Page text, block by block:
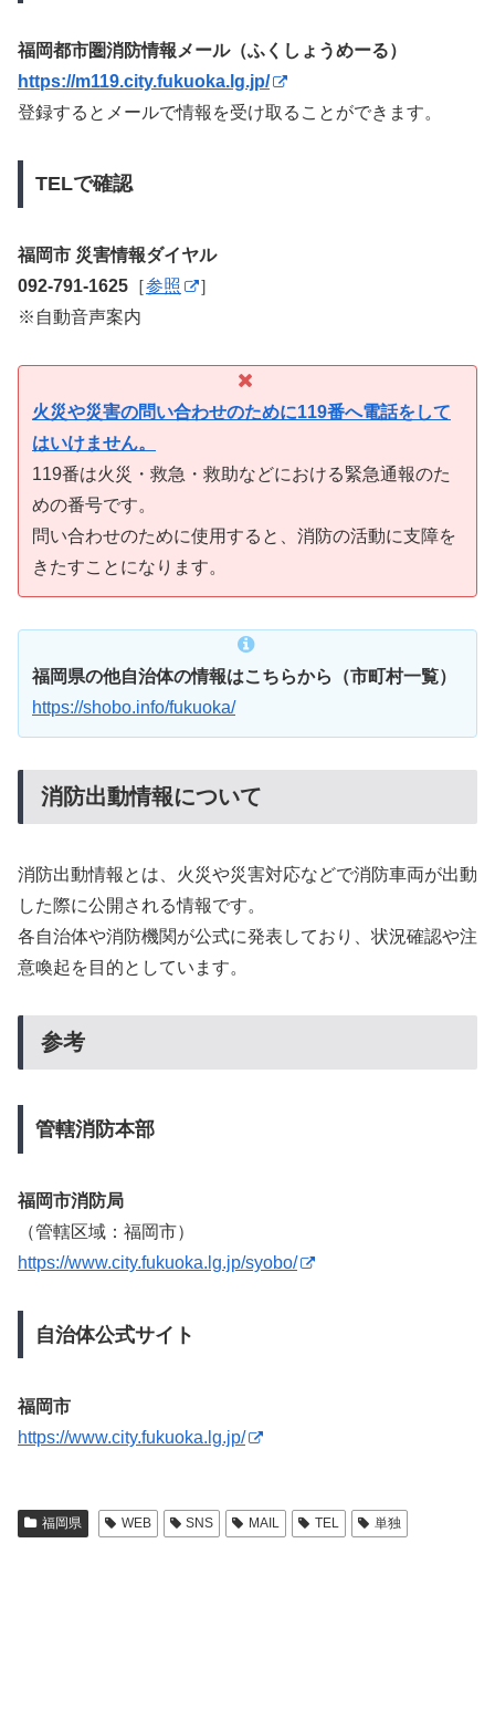
福岡都市圏消防情報メール（ふくしょうめーる）
https://m119.city.fukuoka.lg.jp/
登録するとメールで情報を受け取ることができます。
TELで確認
福岡市 災害情報ダイヤル
092-791-1625 ［参照
］
※自動音声案内
火災や災害の問い合わせのために119番へ電話をして
はいけません。
119番は火災・救急・救助などにおける緊急通報のた
めの番号です。
問い合わせのために使用すると、消防の活動に支障を
きたすことになります。
福岡県の他自治体の情報はこちらから（市町村一覧）
https://shobo.info/fukuoka/
消防出動情報について
消防出動情報とは、火災や災害対応などで消防車両が出動
した際に公開される情報です。
各自治体や消防機関が公式に発表しており、状況確認や注
意喚起を目的としています。
参考
管轄消防本部
福岡市消防局
（管轄区域：福岡市）
https://www.city.fukuoka.lg.jp/syobo/
自治体公式サイト
福岡市
https://www.city.fukuoka.lg.jp/
福岡県 WEB SNS MAIL TEL 単独